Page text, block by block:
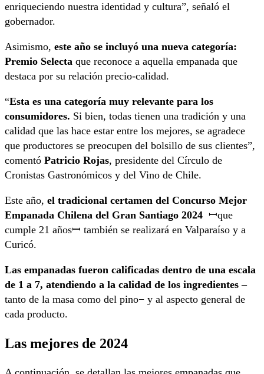
enriqueciendo nuestra identidad y cultura”, señaló el
gobernador.
Asimismo, este año se incluyó una nueva categoría:
Premio Selecta que reconoce a aquella empanada que
destaca por su relación precio-calidad.
“Esta es una categoría muy relevante para los
consumidores. Si bien, todas tienen una tradición y una
calidad que las hace estar entre los mejores, se agradece
que productores se preocupen del bolsillo de sus clientes”,
comentó Patricio Rojas, presidente del Círculo de
Cronistas Gastronómicos y del Vino de Chile.
Este año, el tradicional certamen del Concurso Mejor
Empanada Chilena del Gran Santiago 2024 ꟷque
cumple 21 añosꟷ también se realizará en Valparaíso y a
Curicó.
Las empanadas fueron calificadas dentro de una escala
de 1 a 7, atendiendo a la calidad de los ingredientes–
tanto de la masa como del pino− y al aspecto general de
cada producto.
Las mejores de 2024